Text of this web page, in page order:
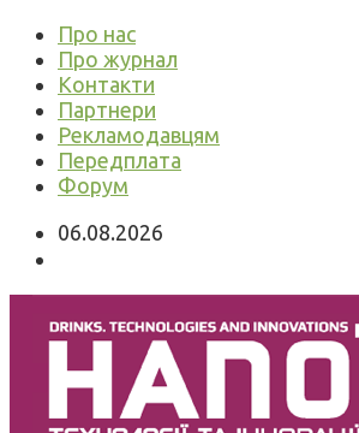
Про нас
Про журнал
Контакти
Партнери
Рекламодавцям
Передплата
Форум
06.08.2026